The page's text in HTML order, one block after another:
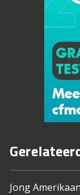
Jong